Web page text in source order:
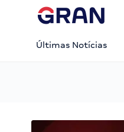
Últimas Notícias